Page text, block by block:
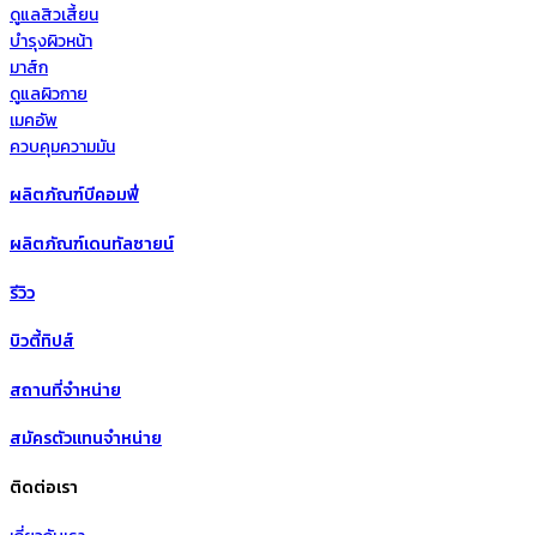
ดูแลสิวเสี้ยน
บำรุงผิวหน้า
มาส์ก
ดูแลผิวกาย
เมคอัพ
ควบคุมความมัน
ผลิตภัณฑ์บีคอมฟี่
ผลิตภัณฑ์เดนทัลซายน์
รีวิว
บิวตี้ทิปส์
สถานที่จำหน่าย
สมัครตัวแทนจำหน่าย
ติดต่อเรา